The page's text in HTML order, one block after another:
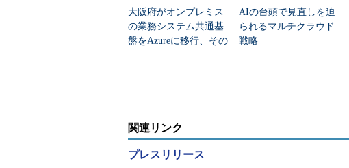
大阪府がオンプレミス
の業務システム共通基
盤をAzureに移行、その
AIの台頭で見直しを迫
られるマルチクラウド
戦略
関連リンク
プレスリリース